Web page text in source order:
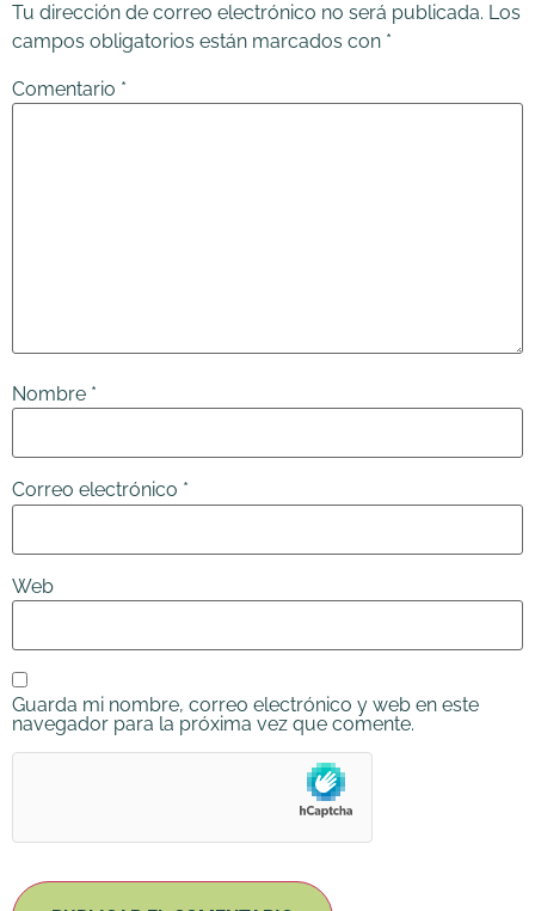
Tu dirección de correo electrónico no será publicada. Los
campos obligatorios están marcados con *
Comentario *
Nombre *
Correo electrónico *
Web
Guarda mi nombre, correo electrónico y web en este
navegador para la próxima vez que comente.